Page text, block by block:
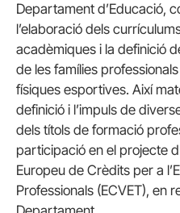
Departament d’Educació,
l’elaboració dels
acadèmiques i la definició
de les famílies
físiques esportives. Així
definició i l’impuls de
dels títols de formació
participació en el projecte
Europeu de Crèdits per a
Professionals (ECVET), en